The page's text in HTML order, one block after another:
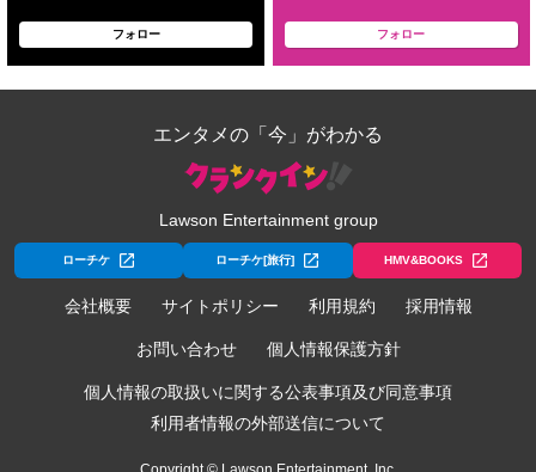
フォロー フォロー
エンタメの「今」がわかる
Lawson Entertainment group
ローチケ ローチケ[旅行] HMV&BOOKS
会社概要 サイトポリシー 利用規約 採用情報
お問い合わせ 個人情報保護方針
個人情報の取扱いに関する公表事項及び同意事項
利用者情報の外部送信について